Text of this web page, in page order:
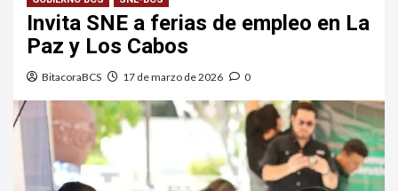
Invita SNE a ferias de empleo en La
Paz y Los Cabos
BitacoraBCS 17 de marzo de 2026 0